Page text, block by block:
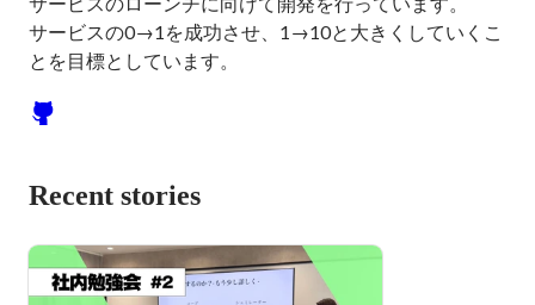
サービスの0→1を成功させ、1→10と大きくしていくこ
とを目標としています。
Recent stories